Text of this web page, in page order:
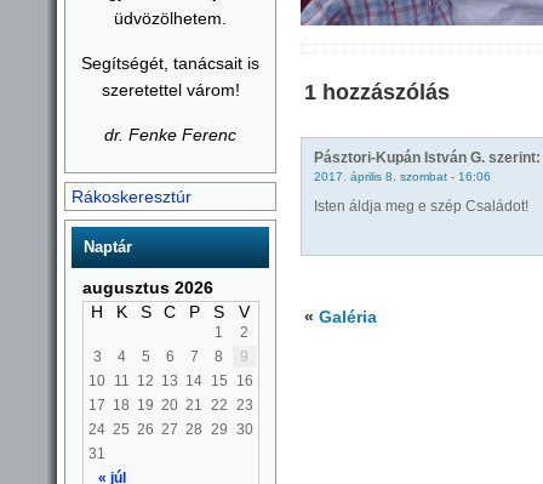
üdvözölhetem.
Segítségét, tanácsait is
szeretettel várom!
dr. Fenke Ferenc
Rákoskeresztúr
Naptár
augusztus 2026
H
K S C P S V
« júl
1
2
3
4 5 6 7 8
9
10 11 12 13 14 15
16
17 18 19 20 21 22 23
24 25 26 27 28 29 30
31
1 hozzászólás
Pásztori-Kupán István G. szerint:
2017. április 8. szombat - 16:06
Isten áldja meg e szép Családot!
« Galéria